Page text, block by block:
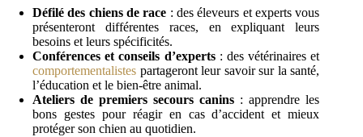
Défilé des chiens de race : des éleveurs et experts vous
présenteront différentes races, en expliquant leurs
besoins et leurs spécificités.
Conférences et conseils d’experts: des vétérinaires et
comportementalistes partageront leur savoir sur la santé,
l’éducation et le bien-être animal.
Ateliers de premiers secours canins : apprendre les
bons gestes pour réagir en cas d’accident et mieux
protéger son chien au quotidien.